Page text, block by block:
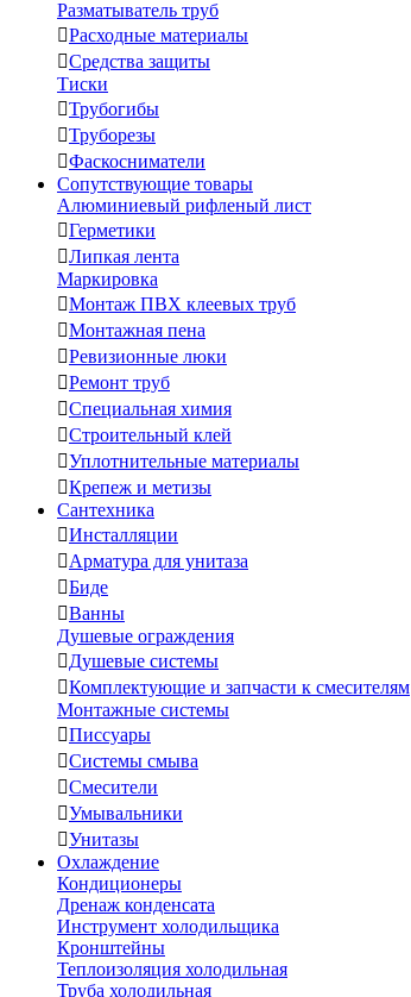
Разматыватель труб
Расходные материалы
Средства защиты
Тиски
Трубогибы
Труборезы
Фаскосниматели
Сопутствующие товары
Алюминиевый рифленый лист
Герметики
Липкая лента
Маркировка
Монтаж ПВХ клеевых труб
Монтажная пена
Ревизионные люки
Ремонт труб
Специальная химия
Строительный клей
Уплотнительные материалы
Крепеж и метизы
Сантехника
Инсталляции
Арматура для унитаза
Биде
Ванны
Душевые ограждения
Душевые системы
Комплектующие и запчасти к смесителям
Монтажные системы
Писсуары
Системы смыва
Смесители
Умывальники
Унитазы
Охлаждение
Кондиционеры
Дренаж конденсата
Инструмент холодильщика
Кронштейны
Теплоизоляция холодильная
Труба холодильная